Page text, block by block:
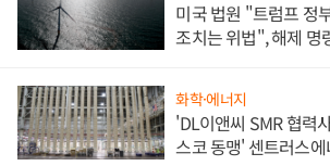
미국 법원 "트럼프 정
조치는 위법", 해제 명
화학·에너지
'DL이앤씨 SMR 협력
스코 동맹' 센트러스